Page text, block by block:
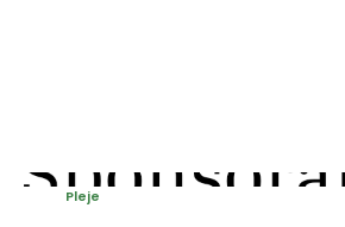
Pleje